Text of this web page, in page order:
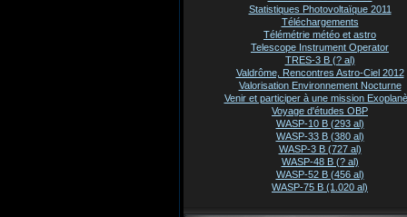
Statistiques Photovoltaïque 2011
Téléchargements
Télémétrie météo et astro
Telescope Instrument Operator
TRES-3 B (? al)
Valdrôme, Rencontres Astro-Ciel 2012
Valorisation Environnement Nocturne
Venir et participer à une mission
Voyage d'études OBP
WASP-10 B (293 al)
WASP-33 B (380 al)
WASP-3 B (727 al)
WASP-48 B (? al)
WASP-52 B (456 al)
WASP-75 B (1.020 al)